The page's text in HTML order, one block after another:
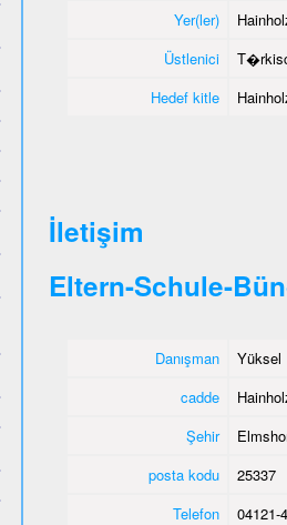
Yer(ler)
Üstlenici
Hedef kitle
İletişim
Eltern-Schule-
Danışman
Yüksel
cadde
Şehir
posta kodu
25337
Telefon
04121-